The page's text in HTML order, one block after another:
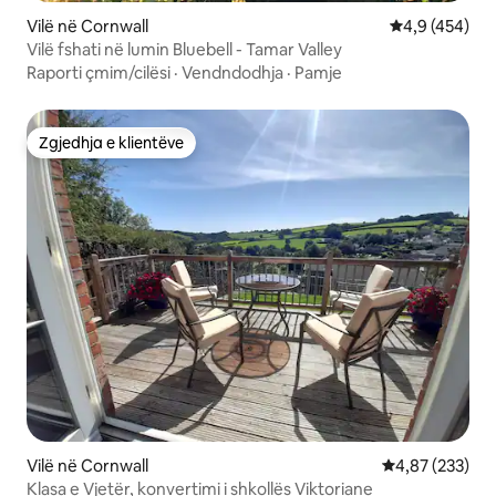
Vilë në Cornwall Vlerësimi
4,9 (454)
Vilë fshati në lumin Bluebell - Tamar Valley
Raporti çmim/cilësi · Vendndodhja · Pamje
Zgjedhja e klientëve
Zgjedhja e klientëve
Vilë në Cornwall Vlerësimi
4,87 (233)
Klasa e Vjetër, konvertimi i shkollës Viktoriane